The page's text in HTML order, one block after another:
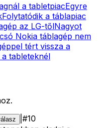
a tabletpiacEgyre
Folytatódik a táblapiac
az LG-tőlNagyot
Nokia táblagép nem
tért vissza a
tableteknél
#10